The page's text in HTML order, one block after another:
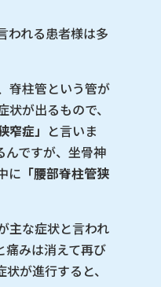
われる患者様は多
脊柱管という管が
が出るもので、
窄症」 と言いま
んですが、坐骨神
に 「腰部脊柱管狭
主な症状と言われ
痛みは消えて再び
が進行すると、